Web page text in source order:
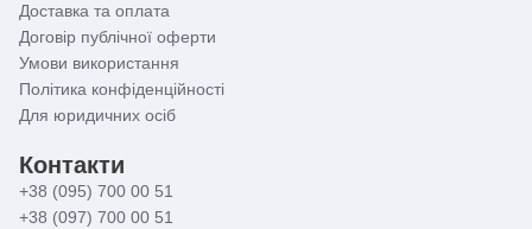
Доставка та оплата
Договір публічної оферти
Умови використання
Політика конфіденційності
Для юридичних осіб
Контакти
+38 (095) 700 00 51
+38 (097) 700 00 51